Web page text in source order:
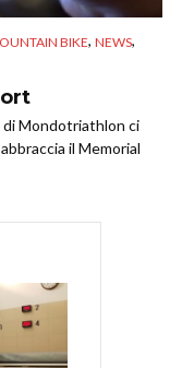
BIKE, NEWS,
Mondotriathlon ci
il Memorial